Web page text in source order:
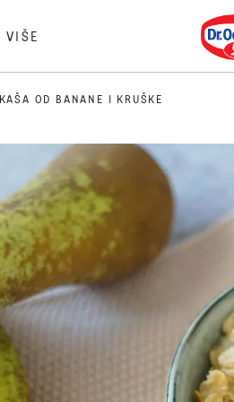
VIŠE
KAŠA OD BANANE I KRUŠKE